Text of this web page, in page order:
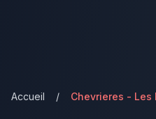
Accueil / Chevrieres - Les